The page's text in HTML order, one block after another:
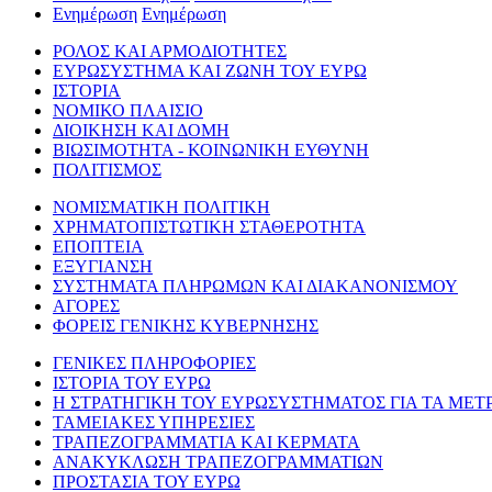
Ενημέρωση Ενημέρωση
ΡΟΛΟΣ ΚΑΙ ΑΡΜΟΔΙΟΤΗΤΕΣ
ΕΥΡΩΣΥΣΤΗΜΑ ΚΑΙ ΖΩΝΗ ΤΟΥ ΕΥΡΩ
ΙΣΤΟΡΙΑ
ΝΟΜΙΚΟ ΠΛΑΙΣΙΟ
ΔΙΟΙΚΗΣΗ ΚΑΙ ΔΟΜΗ
ΒΙΩΣΙΜΟΤΗΤΑ - ΚΟΙΝΩΝΙΚΗ ΕΥΘΥΝΗ
ΠΟΛΙΤΙΣΜΟΣ
ΝΟΜΙΣΜΑΤΙΚΗ ΠΟΛΙΤΙΚΗ
ΧΡΗΜΑΤΟΠΙΣΤΩΤΙΚΗ ΣΤΑΘΕΡΟΤΗΤΑ
ΕΠΟΠΤΕΙΑ
ΕΞΥΓΙΑΝΣΗ
ΣΥΣΤΗΜΑΤΑ ΠΛΗΡΩΜΩΝ ΚΑΙ ΔΙΑΚΑΝΟΝΙΣΜΟΥ
ΑΓΟΡΕΣ
ΦΟΡΕΙΣ ΓΕΝΙΚΗΣ ΚΥΒΕΡΝΗΣΗΣ
ΓΕΝΙΚΕΣ ΠΛΗΡΟΦΟΡΙΕΣ
ΙΣΤΟΡΙΑ ΤΟΥ ΕΥΡΩ
Η ΣΤΡΑΤΗΓΙΚΗ ΤΟΥ ΕΥΡΩΣΥΣΤΗΜΑΤΟΣ ΓΙΑ ΤΑ
ΤΑΜΕΙΑΚΕΣ ΥΠΗΡΕΣΙΕΣ
ΤΡΑΠΕΖΟΓΡΑΜΜΑΤΙΑ ΚΑΙ ΚΕΡΜΑΤΑ
ΑΝΑΚΥΚΛΩΣΗ ΤΡΑΠΕΖΟΓΡΑΜΜΑΤΙΩΝ
ΠΡΟΣΤΑΣΙΑ ΤΟΥ ΕΥΡΩ